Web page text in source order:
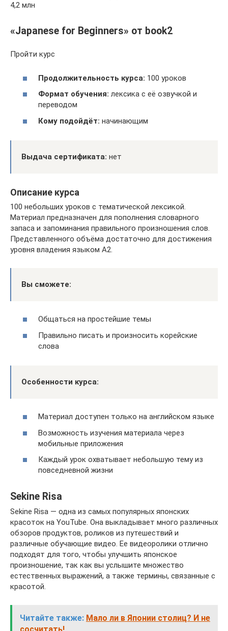
4,2 млн
«Japanese for Beginners» от book2
Пройти курс
Продолжительность курса: 100 уроков
Формат обучения: лексика с её озвучкой и
переводом
Кому подойдёт: начинающим
Выдача сертификата: нет
Описание курса
100 небольших уроков с тематической лексикой.
Материал предназначен для пополнения словарного
запаса и запоминания правильного произношения слов.
Представленного объёма достаточно для достижения
уровня владения языком A2.
Вы сможете:
Общаться на простейшие темы
Правильно писать и произносить корейские
слова
Особенности курса:
Материал доступен только на английском языке
Возможность изучения материала через
мобильные приложения
Каждый урок охватывает небольшую тему из
повседневной жизни
Sekine Risa
Sekine Risa — одна из самых популярных японских
красоток на YouTube. Она выкладывает много различных
обзоров продуктов, роликов из путешествий и
различные обучающие видео. Ее видеоролики отлично
подходят для того, чтобы улучшить японское
произношение, так как вы услышите множество
естественных выражений, а также термины, связанные с
красотой.
Читайте также: Мало ли в Японии столиц? И не